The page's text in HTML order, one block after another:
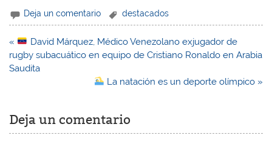
Deja un comentario destacados
Navegación
de
entradas
«
David Márquez, Médico Venezolano exjugador de
rugby subacuático en equipo de Cristiano Ronaldo en Arabia
Saudita
La natación es un deporte olímpico »
Deja un comentario